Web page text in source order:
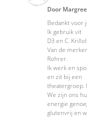
Door
Bedankt voor
Ik gebruik vit
D3 en C.
Van de
Rohrer.
Ik werk en
en zit bij een
theatergroep.
We zijn ons
energie
glutenvrij en